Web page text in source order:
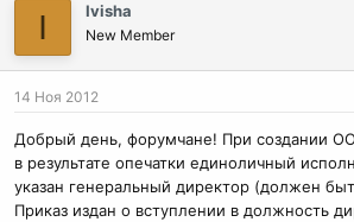
I Ivisha
New Member
14 Ноя 2012
Добрый день, форумчане! При создании
в результате опечатки единоличный
указан генеральный директор (должен
Приказ издан о вступлении в должность